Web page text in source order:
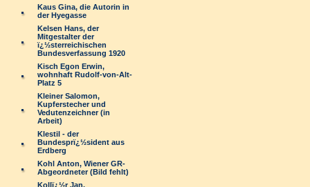
Kaus Gina, die Autorin in
der Hyegasse
Kelsen Hans, der
Mitgestalter der
ï¿½sterreichischen
Bundesverfassung 1920
Kisch Egon Erwin,
wohnhaft Rudolf-von-Alt-
Platz 5
Kleiner Salomon,
Kupferstecher und
Vedutenzeichner (in
Arbeit)
Klestil - der
Bundesprï¿½sident aus
Erdberg
Kohl Anton, Wiener GR-
Abgeordneter (Bild fehlt)
Kollï¿½r Jan,